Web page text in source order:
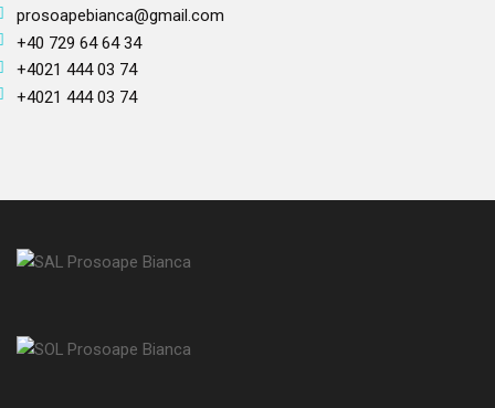
prosoapebianca@gmail.com
+40 729 64 64 34
+4021 444 03 74
+4021 444 03 74